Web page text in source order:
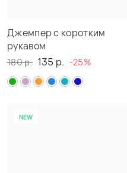
Джемпер с коротким
рукавом
180 р. 135 р. -25%
NEW